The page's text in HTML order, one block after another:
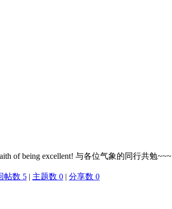
of being excellent! 与各位气象的同行共勉~~~
帖数 5 | 主题数 0 | 分享数 0